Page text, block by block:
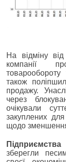
На відміну від
компанії
також
продажу.
через
очікували
закуплених
щодо
зберегли